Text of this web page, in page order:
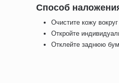
Способ
Очистите кожу
Откройте
Отклейте заднюю